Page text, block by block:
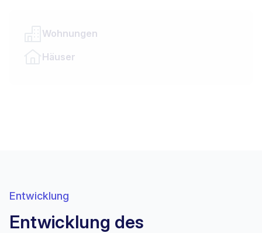
Wohnungen
Häuser
Entwicklung
Entwicklung des